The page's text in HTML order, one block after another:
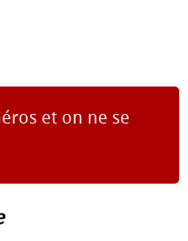
et on ne se